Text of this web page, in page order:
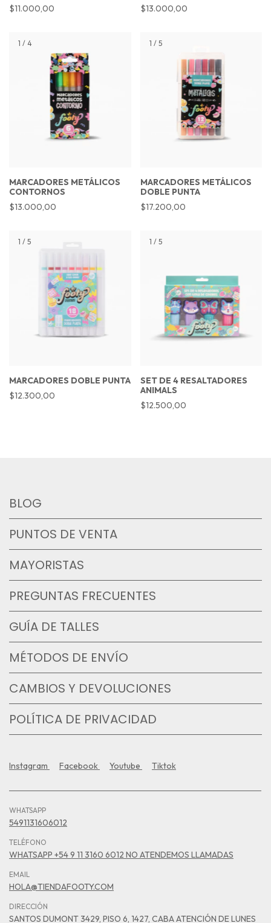
$11.000,00
$13.000,00
1 / 4
MARCADORES METÁLICOS
CONTORNOS
$13.000,00
1 / 5
MARCADORES METÁLICOS
DOBLE PUNTA
$17.200,00
1 / 5
MARCADORES DOBLE PUNTA
$12.300,00
1 / 5
SET DE 4 RESALTADORES
ANIMALS
$12.500,00
BLOG
PUNTOS DE VENTA
MAYORISTAS
PREGUNTAS FRECUENTES
GUÍA DE TALLES
MÉTODOS DE ENVÍO
CAMBIOS Y DEVOLUCIONES
POLÍTICA DE PRIVACIDAD
Instagram Facebook Youtube Tiktok
WHATSAPP
5491131606012
TELÉFONO
WHATSAPP +54 9 11 3160 6012 NO ATENDEMOS LLAMADAS
EMAIL
HOLA@TIENDAFOOTY.COM
DIRECCIÓN
SANTOS DUMONT 3429, PISO 6, 1427, CABA ATENCIÓN DE LUNES